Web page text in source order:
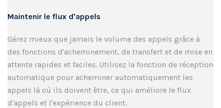
Maintenir le flux d'appels
Gérez mieux que jamais le volume des appels grâce à
des fonctions d'acheminement, de transfert et de mise en
attente rapides et faciles. Utilisez la fonction de réception
automatique pour acheminer automatiquement les
appels là où ils doivent être, ce qui améliore le flux
d'appels et l'expérience du client.